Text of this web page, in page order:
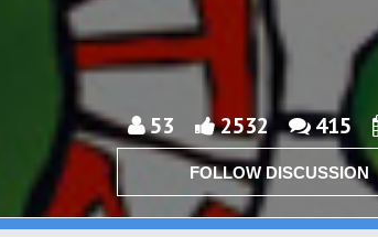
53 2532 415
FOLLOW DISCUSSION